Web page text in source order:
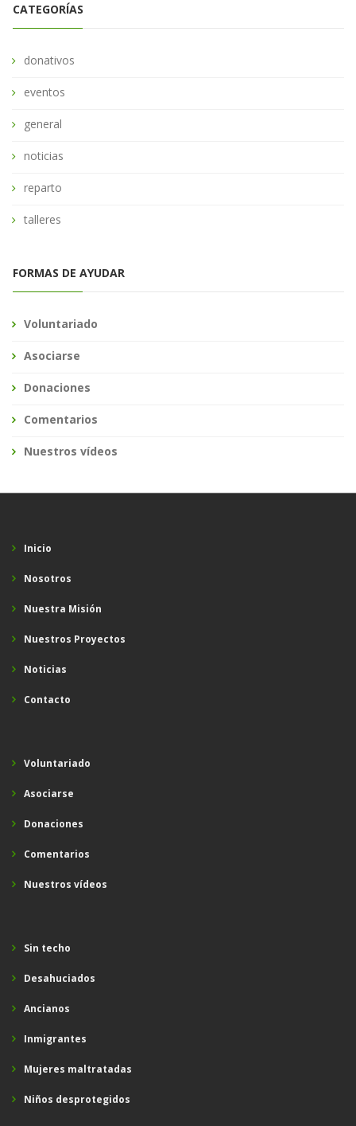
CATEGORÍAS
donativos
eventos
general
noticias
reparto
talleres
FORMAS DE AYUDAR
Voluntariado
Asociarse
Donaciones
Comentarios
Nuestros vídeos
Inicio
Nosotros
Nuestra Misión
Nuestros Proyectos
Noticias
Contacto
Voluntariado
Asociarse
Donaciones
Comentarios
Nuestros vídeos
Sin techo
Desahuciados
Ancianos
Inmigrantes
Mujeres maltratadas
Niños desprotegidos